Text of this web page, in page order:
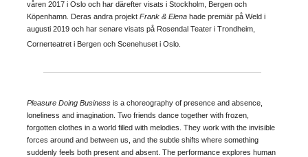
våren 2017 i Oslo och har därefter visats i Stockholm, Bergen och
Köpenhamn. Deras andra projekt Frank & Elena hade premiär på Weld i
augusti 2019 och har senare visats på Rosendal Teater i Trondheim,
Cornerteatret i Bergen och Scenehuset i Oslo.
Pleasure Doing Business is a choreography of presence and absence,
loneliness and imagination. Two friends dance together with frozen,
forgotten clothes in a world filled with melodies. They work with the invisible
forces around and between us, and the subtle shifts where something
suddenly feels both present and absent. The performance explores human